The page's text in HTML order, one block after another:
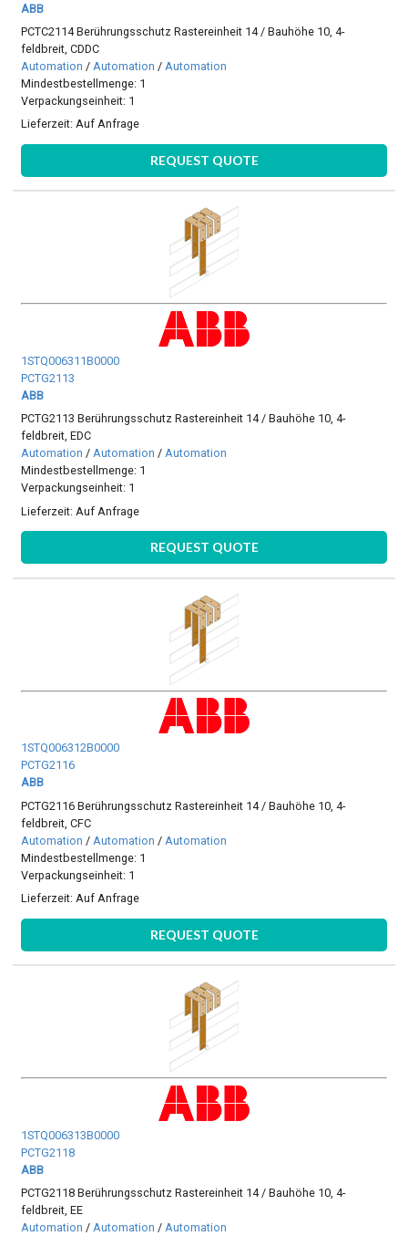
ABB
PCTC2114 Berührungsschutz Rastereinheit 14 / Bauhöhe 10, 4-
feldbreit, CDDC
Automation / Automation / Automation
Mindestbestellmenge: 1
Verpackungseinheit: 1
Lieferzeit:Auf Anfrage
REQUEST QUOTE
1STQ006311B0000
PCTG2113
ABB
PCTG2113 Berührungsschutz Rastereinheit 14 / Bauhöhe 10, 4-
feldbreit, EDC
Automation /Automation /Automation
Mindestbestellmenge: 1
Verpackungseinheit: 1
Lieferzeit: Auf Anfrage
REQUEST QUOTE
1STQ006312B0000
PCTG2116
ABB
PCTG2116 Berührungsschutz Rastereinheit 14 / Bauhöhe 10, 4-
feldbreit, CFC
Automation / Automation / Automation
Mindestbestellmenge: 1
Verpackungseinheit: 1
Lieferzeit:Auf Anfrage
REQUEST QUOTE
1STQ006313B0000
PCTG2118
ABB
PCTG2118 Berührungsschutz Rastereinheit 14 / Bauhöhe 10, 4-
feldbreit, EE
Automation /Automation /Automation